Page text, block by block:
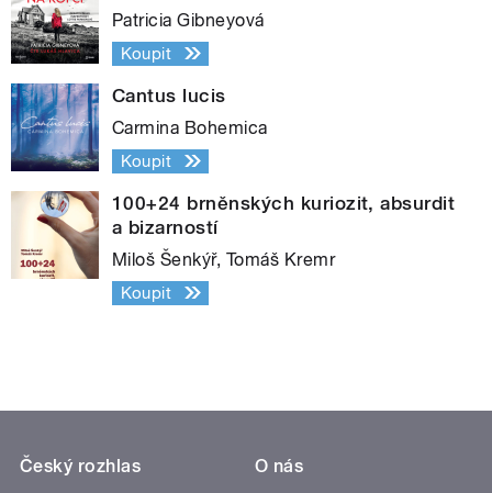
Patricia Gibneyová
Koupit
Cantus lucis
Carmina Bohemica
Koupit
100+24 brněnských kuriozit, absurdit
a bizarností
Miloš Šenkýř, Tomáš Kremr
Koupit
Český rozhlas
O nás